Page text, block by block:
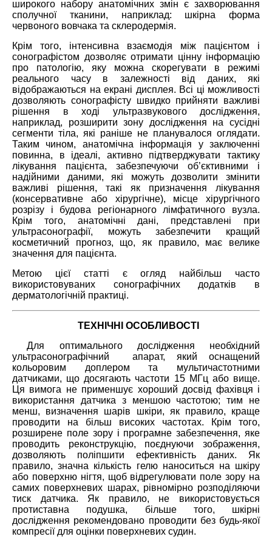
широкого набору анатомічних змін є захворювання
сполучної тканини, наприклад: шкірна форма
червоного вовчака та склеродермія.
Крім того, інтенсивна взаємодія між пацієнтом і
сонографістом дозволяє отримати цінну інформацію
про патологію, яку можна скорегувати в режимі
реального часу в залежності від даних, які
відображаються на екрані дисплея. Всі ці можливості
дозволяють сонографісту швидко прийняти важливі
рішення в ході ультразвукового дослідження,
наприклад, розширити зону дослідження на сусідні
сегменти тіла, які раніше не планувалося оглядати.
Таким чином, анатомічна інформація у заключенні
повинна, в ідеалі, активно підтверджувати тактику
лікування пацієнта, забезпечуючи об’єктивними і
надійними даними, які можуть дозволити змінити
важливі рішення, такі як призначення лікування
(консервативне або хірургічне), місце хірургічного
розрізу і будова регіонарного лімфатичного вузла.
Крім того, анатомічні дані, представлені при
ультрасонографії, можуть забезпечити кращий
косметичний прогноз, що, як правило, має велике
значення для пацієнта.
Метою цієї статті є огляд найбільш часто
використовуваних сонографічних додатків в
дерматологічній практиці.
ТЕХНІЧНІ ОСОБЛИВОСТІ
Для оптимального дослідження необхідний
ультрасонографічний апарат, який оснащений
кольоровим доплером та мультичастотними
датчиками, що досягають частоти 15 МГц або вище.
Ця вимога не применшує хороший досвід фахівця і
використання датчика з меншою частотою; тим не
менш, визначення шарів шкіри, як правило, краще
проводити на більш високих частотах. Крім того,
розширене поле зору і програмне забезпечення, яке
проводить реконструкцію, поєднуючи зображення,
дозволяють поліпшити ефективність даних. Як
правило, значна кількість гелю наноситься на шкіру
або поверхню нігтя, щоб відрегулювати поле зору на
самих поверхневих шарах, рівномірно розподіляючи
тиск датчика. Як правило, не використовується
протиставна подушка, більше того, шкірні
дослідження рекомендовано проводити без будь-якої
компресії для оцінки поверхневих судин.